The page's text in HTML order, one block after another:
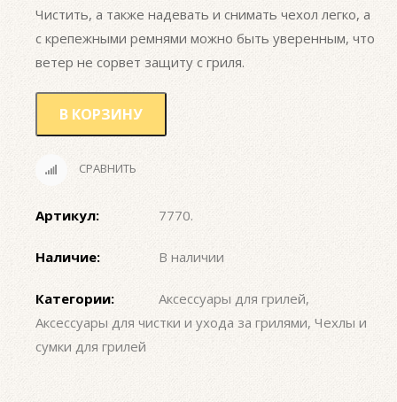
Чистить, а также надевать и снимать чехол легко, а
с крепежными ремнями можно быть уверенным, что
ветер не сорвет защиту с гриля.
В КОРЗИНУ
СРАВНИТЬ
Артикул: 7770.
Наличие: В наличии
Категории: Аксессуары для грилей,
Аксессуары для чистки и ухода за грилями,Чехлы и
сумки для грилей